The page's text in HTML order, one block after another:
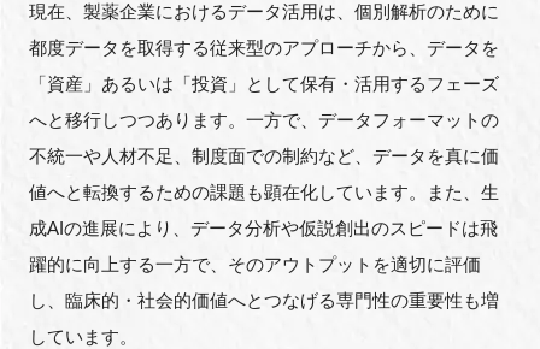
閉じる
現在、製薬企業におけるデータ活用は、個別解析のために
都度データを取得する従来型のアプローチから、データを
「資産」あるいは「投資」として保有・活用するフェーズ
へと移行しつつあります。一方で、データフォーマットの
不統一や人材不足、制度面での制約など、データを真に価
値へと転換するための課題も顕在化しています。また、生
成AIの進展により、データ分析や仮説創出のスピードは飛
躍的に向上する一方で、そのアウトプットを適切に評価
し、臨床的・社会的価値へとつなげる専門性の重要性も増
しています。